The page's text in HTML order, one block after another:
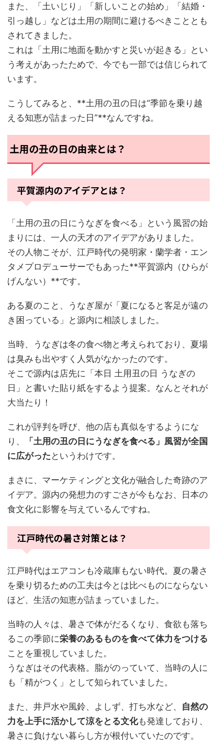
また、「土いじり」「新しいことの始め」「結婚・
引っ越し」などは土用の期間に避けるべきこととも
されてきました。
これは「土用に地面を動かすと災いが起きる」とい
う考えがあったためで、今でも一部では信じられて
います。
こうしてみると、**土用の丑の日は“季節を乗り越
える知恵が詰まった日”**なんですね。
土用の丑の日の由来とは？
平賀源内のアイデアとは？
「土用の丑の日にうなぎを食べる」という風習の始
まりには、一人の天才のアイデアがありました。
その人物こそが、江戸時代の発明家・蘭学者・エン
タメプロデューサーでもあった**平賀源内（ひらが
げんない）**です。
ある夏のこと、うなぎ屋が「夏になると客足が遠の
き困っている」と源内に相談しました。
当時、うなぎは冬の食べ物と考えられており、夏場
は臭みも出やすく人気がなかったのです。
そこで源内は店先に「本日 土用丑の日 うなぎの
日」と書いた貼り紙をするよう提案。なんとそれが
大当たり！
これが評判を呼び、他の店も真似をするようにな
り、
「土用の丑の日にうなぎを食べる」風習が全国
に広がったというわけです。
まさに、マーケティングと文化が融合した奇跡のア
イデア。源内の発想力のすごさが今もなお、日本の
食文化に影響を与えているんですね。
江戸時代の暑さ対策とは？
江戸時代はエアコンも冷蔵庫もない時代。夏の暑さ
を乗り切るための工夫は今とは比べものにならない
ほど、生活の知恵が詰まっていました。
当時の人々は、暑さで体がだるくなり、食欲も落ち
るこの季節に栄養のあるものを食べて体力をつける
ことを重視していました。
うなぎはその代表格。脂がのっていて、当時の人に
も「精がつく」として知られていました。
また、井戸水や風鈴、よしず、打ち水など、 自然の
力を上手に活かして涼をとる文化も発達しており、
暑さに負けない暮らし方が根付いていたのです。